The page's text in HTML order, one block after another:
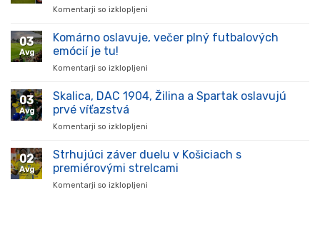
Komentarji so izklopljeni
oslavuje
v
03
Avg
Komárno oslavuje, večer plný futbalových
emócií je tu!
Komentarji so izklopljeni
oslavuje,
je
tu!
03
Avg
Skalica, DAC 1904, Žilina a Spartak oslavujú
prvé víťazstvá
Komentarji so izklopljeni
DAC
1904,
Žilina
02
Avg
Strhujúci záver duelu v Košiciach s
premiérovými strelcami
Komentarji so izklopljeni